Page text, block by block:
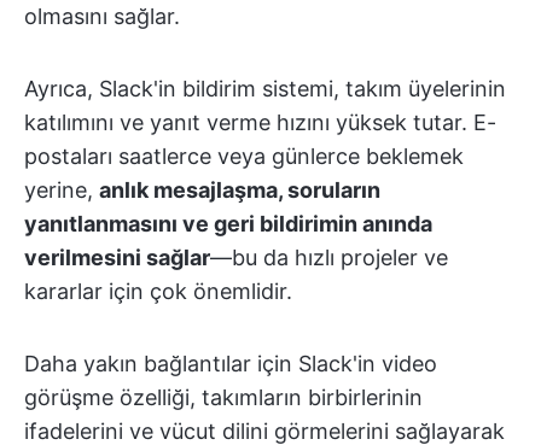
olmasını sağlar.
Ayrıca, Slack'in bildirim sistemi, takım üyelerinin
katılımını ve yanıt verme hızını yüksek tutar. E-
postaları saatlerce veya günlerce beklemek
yerine, anlık mesajlaşma, soruların
yanıtlanmasını ve geri bildirimin anında
verilmesini sağlar—bu da hızlı projeler ve
kararlar için çok önemlidir.
Daha yakın bağlantılar için Slack'in video
görüşme özelliği, takımların birbirlerinin
ifadelerini ve vücut dilini görmelerini sağlayarak